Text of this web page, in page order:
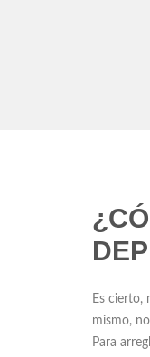
Es cierto,
mismo,
Para